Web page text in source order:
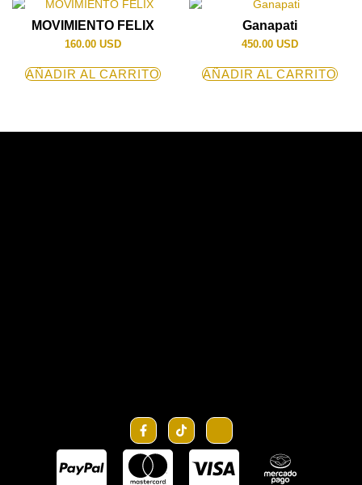
MOVIMIENTO FELIX
160.00 USD
AÑADIR AL CARRITO
Ganapati
450.00 USD
AÑADIR AL CARRITO